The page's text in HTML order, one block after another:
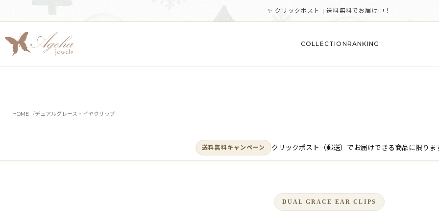
✨ クリックポスト | 送料無料でお届け中！
COLLECTIONRANKING
HOME デュアルグレース・イヤクリップ
送料無料キャンペーン クリックポスト（郵送）でお届けできる商品に限りま
DUAL GRACE EAR CLIPS